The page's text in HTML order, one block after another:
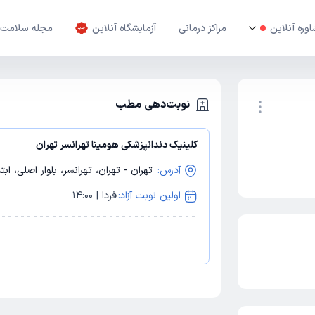
آنلاین مراکز درمانی آزمایشگاه آنلاین مجله سلامت
نوبت‌دهی مطب
کلینیک دندانپزشکی هومینا تهرانسر تهران
آدرس: تهران - تهران، تهرانسر، بلوار
اولین نوبت آزاد:فردا | 14:00